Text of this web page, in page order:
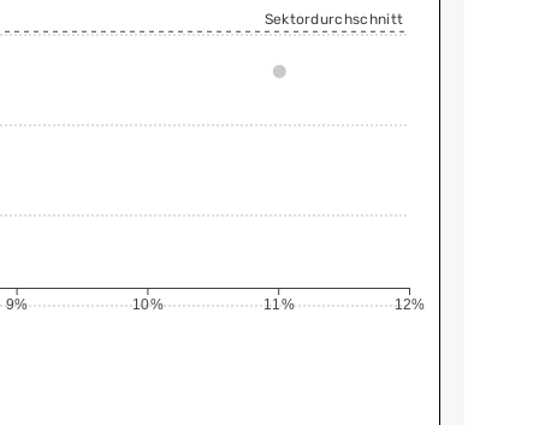
9% 10% 11% 12%
Sektordurchschnitt